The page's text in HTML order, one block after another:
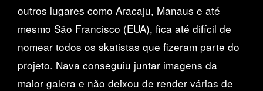
outros lugares como Aracaju, Manaus e até
mesmo São Francisco (EUA), fica até difícil de
nomear todos os skatistas que fizeram parte do
projeto. Nava conseguiu juntar imagens da
maior galera e não deixou de render várias de